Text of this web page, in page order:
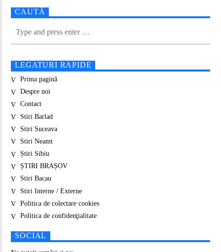
CAUTĂ
LEGATURI RAPIDE
Prima pagină
Despre noi
Contact
Stiri Barlad
Stiri Suceava
Stiri Neamt
Știri Sibiu
ȘTIRI BRAȘOV
Stiri Bacau
Stiri Interne / Externe
Politica de colectare cookies
Politica de confidenţialitate
SOCIAL